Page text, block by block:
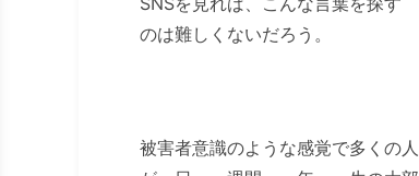
のは難しくないだろう。
被害者意識のような感覚で多くの人